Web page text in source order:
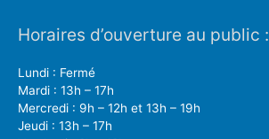
Horaires d’ouverture au public :
Lundi : Fermé
Mardi : 13h – 17h
Mercredi : 9h – 12h et 13h – 19h
Jeudi : 13h – 17h